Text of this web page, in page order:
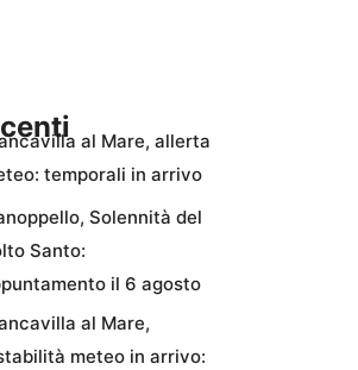
al Mare, allerta
temporali in arrivo
Solennità del
Santo:
il 6 agosto
al Mare,
meteo in arrivo: